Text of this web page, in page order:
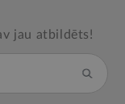
jau atbildēts!